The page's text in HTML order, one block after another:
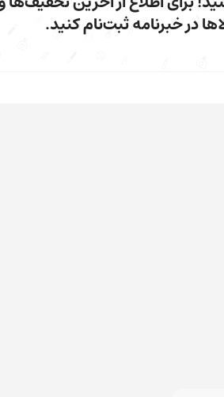
در خبرنامه ثبت‌نام کنید.